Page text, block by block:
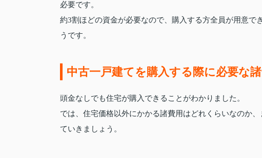
必要です。
約3割ほどの資金が必要なので、購入する方全員が用意で
うです。
中古一戸建てを購入する際に必要な
頭金なしでも住宅が購入できることがわかりました。
では、住宅価格以外にかかる諸費用はどれくらいなのか
ていきましょう。